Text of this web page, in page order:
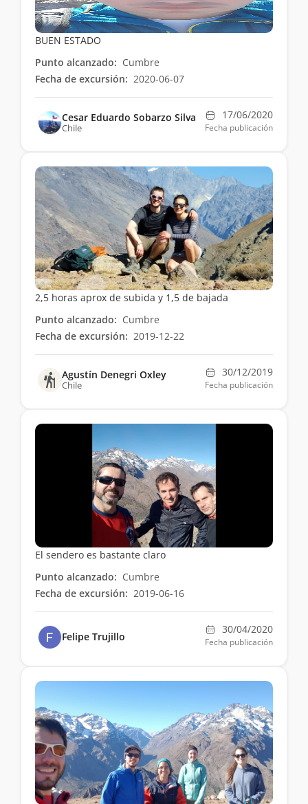
BUEN ESTADO
Punto alcanzado: Cumbre
Fecha de excursión: 2020-06-07
Cesar Eduardo Sobarzo Silva
Chile
17/06/2020
Fecha publicación
2,5 horas aprox de subida y 1,5 de bajada
Punto alcanzado: Cumbre
Fecha de excursión: 2019-12-22
Agustín Denegri Oxley
Chile
30/12/2019
Fecha publicación
El sendero es bastante claro
Punto alcanzado: Cumbre
Fecha de excursión: 2019-06-16
Felipe Trujillo
30/04/2020
Fecha publicación